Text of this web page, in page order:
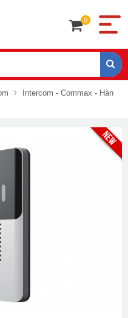
0
Intercom - Commax - Hàn